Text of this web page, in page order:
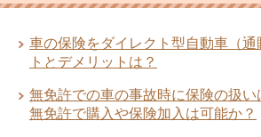
車の保険をダイレクト型自動車（通
トとデメリットは？
無免許での車の事故時に保険の扱い
無免許で購入や保険加入は可能か？